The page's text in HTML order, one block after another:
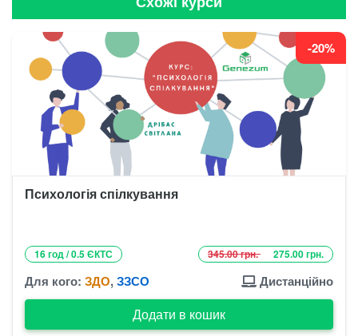
-20%
Психологія спілкування
16 год / 0.5 ЄКТС 345.00 грн. 275.00 грн.
Для кого: ЗДО,ЗЗСО Дистанційно
Додати в кошик